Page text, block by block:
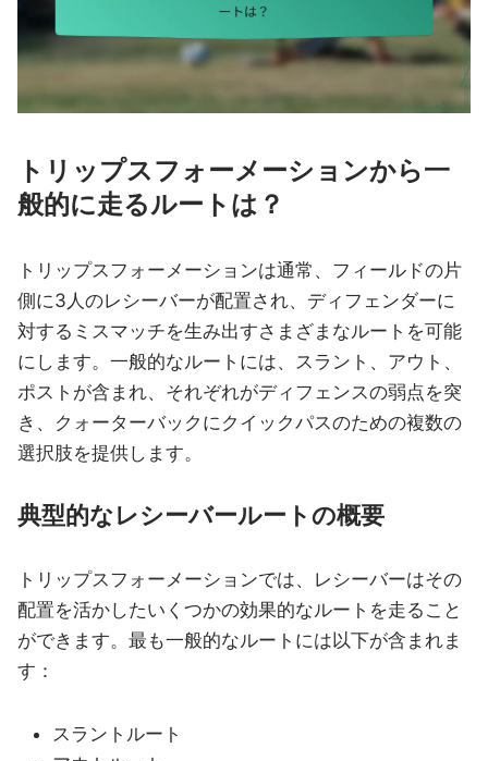
トリップスフォーメーションから一
般的に走るルートは？
トリップスフォーメーションは通常、フィールドの片
側に3人のレシーバーが配置され、ディフェンダーに
対するミスマッチを生み出すさまざまなルートを可能
にします。一般的なルートには、スラント、アウト、
ポストが含まれ、それぞれがディフェンスの弱点を突
き、クォーターバックにクイックパスのための複数の
選択肢を提供します。
典型的なレシーバールートの概要
トリップスフォーメーションでは、レシーバーはその
配置を活かしたいくつかの効果的なルートを走ること
ができます。最も一般的なルートには以下が含まれま
す：
スラントルート